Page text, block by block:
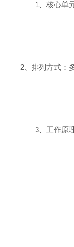
1、 核心单
2、 排列方式：
3、 工作原